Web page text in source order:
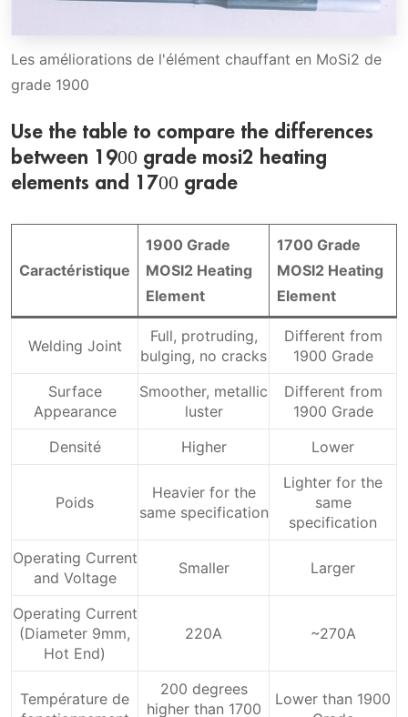
Les améliorations de l'élément chauffant en MoSi2 de
grade 1900
Use the table to compare the differences
between 1900 grade mosi2 heating
elements and 1700 grade
Caractéristique
1900 Grade
MOSI2 Heating
Element
1700 Grade
MOSI2 Heating
Element
Welding Joint
Full, protruding,
bulging, no cracks
Different from
1900 Grade
Surface
Appearance
Smoother, metallic
luster
Different from
1900 Grade
Densité
Higher Lower
Poids
Heavier for the
same specification
Lighter for the
same
specification
Operating Current
and Voltage
Smaller Larger
Operating Current
(Diameter 9mm,
Hot End)
220A ~270A
Température de
200 degrees
higher than 1700
Lower than 1900